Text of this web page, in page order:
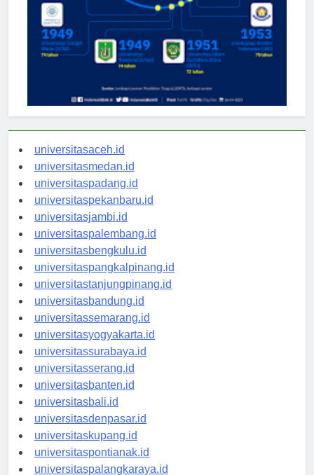
universitasaceh.id
universitasmedan.id
universitaspadang.id
universitaspekanbaru.id
universitasjambi.id
universitaspalembang.id
universitasbengkulu.id
universitaspangkalpinang.id
universitastanjungpinang.id
universitasbandung.id
universitassemarang.id
universitasyogyakarta.id
universitassurabaya.id
universitasserang.id
universitasbanten.id
universitasbali.id
universitasdenpasar.id
universitaskupang.id
universitaspontianak.id